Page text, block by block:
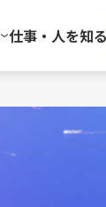
仕事・人を知る